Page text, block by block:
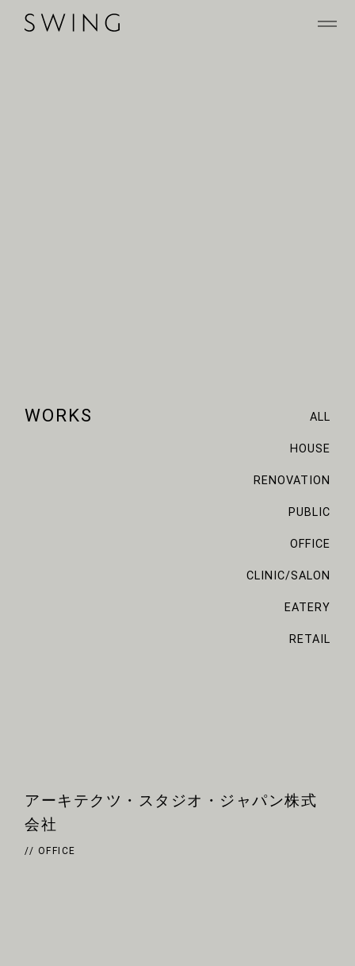
WORKS ALL
HOUSE
RENOVATION
PUBLIC
OFFICE
CLINIC/SALON
EATERY
RETAIL
アーキテクツ・スタジオ・ジャパン株式
会社
// OFFICE